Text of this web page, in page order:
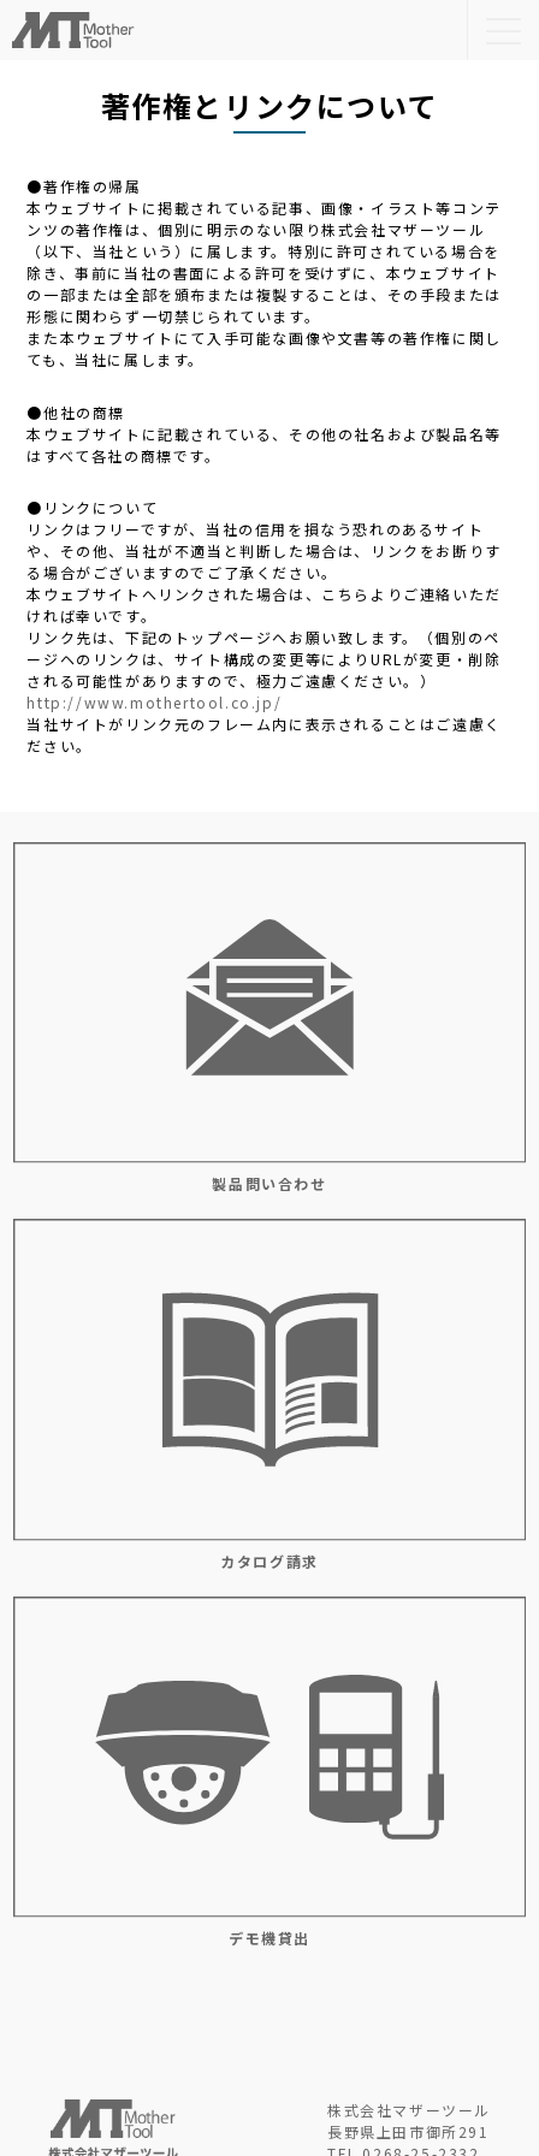
著作権とリンクについて
●著作権の帰属
本ウェブサイトに掲載されている記事、画像・イラスト等コンテ
ンツの著作権は、個別に明示のない限り株式会社マザーツール
（以下、当社という）に属します。特別に許可されている場合を
除き、事前に当社の書面による許可を受けずに、本ウェブサイト
の一部または全部を頒布または複製することは、その手段または
形態に関わらず一切禁じられています。
また本ウェブサイトにて入手可能な画像や文書等の著作権に関し
ても、当社に属します。
●他社の商標
本ウェブサイトに記載されている、その他の社名および製品名等
はすべて各社の商標です。
●リンクについて
リンクはフリーですが、当社の信用を損なう恐れのあるサイト
や、その他、当社が不適当と判断した場合は、リンクをお断りす
る場合がございますのでご了承ください。
本ウェブサイトへリンクされた場合は、こちらよりご連絡いただ
ければ幸いです。
リンク先は、下記のトップページへお願い致します。（個別のペ
ージヘのリンクは、サイト構成の変更等によりURLが変更・削除
される可能性がありますので、極力ご遠慮ください。）
http://www.mothertool.co.jp/
当社サイトがリンク元のフレーム内に表示されることはご遠慮く
ださい。
製品問い合わせ
カタログ請求
デモ機貸出
株式会社マザーツール
長野県上田市御所291